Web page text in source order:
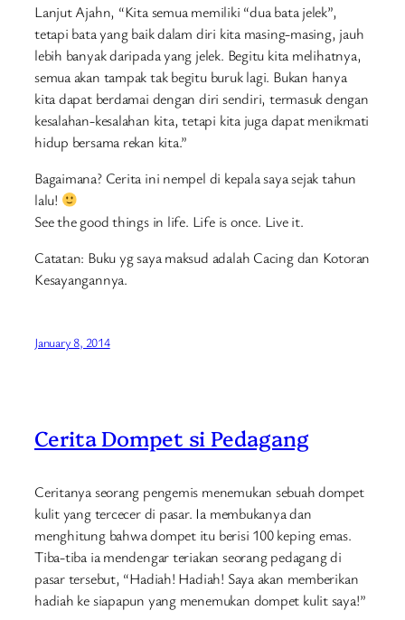
Lanjut Ajahn, “Kita semua memiliki “dua bata jelek”,
tetapi bata yang baik dalam diri kita masing-masing, jauh
lebih banyak daripada yang jelek. Begitu kita melihatnya,
semua akan tampak tak begitu buruk lagi. Bukan hanya
kita dapat berdamai dengan diri sendiri, termasuk dengan
kesalahan-kesalahan kita, tetapi kita juga dapat menikmati
hidup bersama rekan kita.”
Bagaimana? Cerita ini nempel di kepala saya sejak tahun
lalu!
See the good things in life. Life is once. Live it.
Catatan: Buku yg saya maksud adalah Cacing dan Kotoran
Kesayangannya.
January 8, 2014
Cerita Dompet si Pedagang
Ceritanya seorang pengemis menemukan sebuah dompet
kulit yang tercecer di pasar. Ia membukanya dan
menghitung bahwa dompet itu berisi 100 keping emas.
Tiba-tiba ia mendengar teriakan seorang pedagang di
pasar tersebut, “Hadiah! Hadiah! Saya akan memberikan
hadiah ke siapapun yang menemukan dompet kulit saya!”